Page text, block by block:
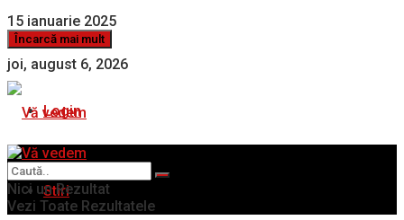
15 ianuarie 2025
Încarcă mai mult
joi, august 6, 2026
Login
Stiri
Nici un Rezultat
Vezi Toate Rezultatele